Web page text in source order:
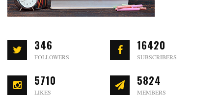
346
FOLLOWERS
16420
SUBSCRIBERS
5710
LIKES
5824
MEMBERS